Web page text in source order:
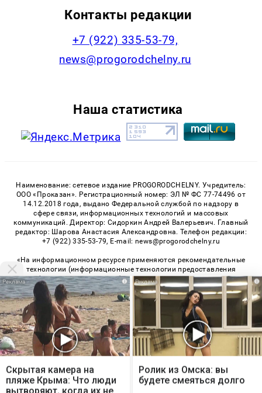
Контакты редакции
+7 (922) 335-53-79,
news@progorodchelny.ru
Наша статистика
Наименование: сетевое издание PROGORODCHELNY. Учредитель:
ООО «Проказан». Регистрационный номер: ЭЛ № ФС 77-74496 от
14.12.2018 года, выдано Федеральной службой по надзору в
сфере связи, информационных технологий и массовых
коммуникаций. Директор: Сидоркин Андрей Валерьевич. Главный
редактор: Шарова Анастасия Александровна. Телефон редакции:
+7 (922) 335-53-79, E-mail: news@progorodchelny.ru
«На информационном ресурсе применяются рекомендательные
технологии (информационные технологии предоставления
информации на основе сбора, систематизации и анализа
сведений, относящихся к предпочтениям пользователей сети
«Интернет», находящихся на территории Российской
Федерации)». Правила применения рекомендательных
технологий в виджетах рекламно-обменной сети«СМИ2» (PDF)
«Sparrow» (PDF)
© 2026 «PROGorodChelny» | Все права защищены
Возрастная категория сайта 16+
Мы используем cookie. Во время посещения сайта
вы соглашаетесь с тем, что мы обрабатываем
ваши персональные данные с использованием
метрик Яндекс Метрика, top.mail.ru, LiveInternet.
i
Скрытая камера на
пляже Крыма: Что люди
i
Ролик из Омска: вы
будете смеяться долго